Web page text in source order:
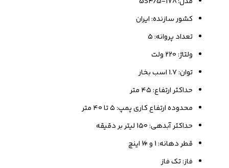
کشور سازنده: ایران
تعداد پروانه: ۵
ولتاژ: ۲۲۰ ولت
توان: ۱.۷ اسب بخار
حداکثر ارتفاع: ۴۵ متر
محدوده ارتفاع کاری پمپ: ۵ تا ۴۰ متر
حداکثر آبدهی: ۱۵۰ لیتر بر دقیقه
قطر دهانه: 1 و ¼ اینچ
فاز: تک فاز